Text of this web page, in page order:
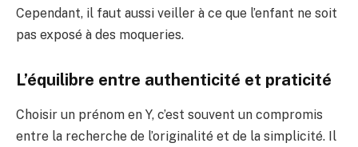
Cependant, il faut aussi veiller à ce que l’enfant ne soit
pas exposé à des moqueries.
L’équilibre entre authenticité et praticité
Choisir un prénom en Y, c’est souvent un compromis
entre la recherche de l’originalité et de la simplicité. Il